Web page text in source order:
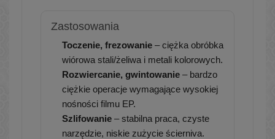
Zastosowania
Toczenie, frezowanie – ciężka obróbka
wiórowa stali/żeliwa i metali kolorowych.
Rozwiercanie, gwintowanie – bardzo
ciężkie operacje wymagające wysokiej
nośności filmu EP.
Szlifowanie – stabilna praca, czyste
narzędzie, niskie zużycie ścierniva.